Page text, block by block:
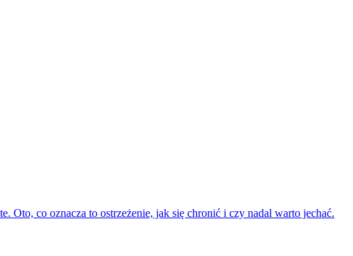
Oto, co oznacza to ostrzeżenie, jak się chronić i czy nadal warto jechać.